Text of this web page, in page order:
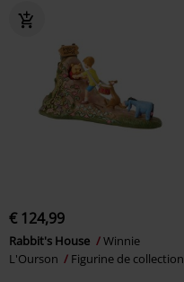
€ 124,99
Rabbit's House
Winnie
L'Ourson
Figurine de collection